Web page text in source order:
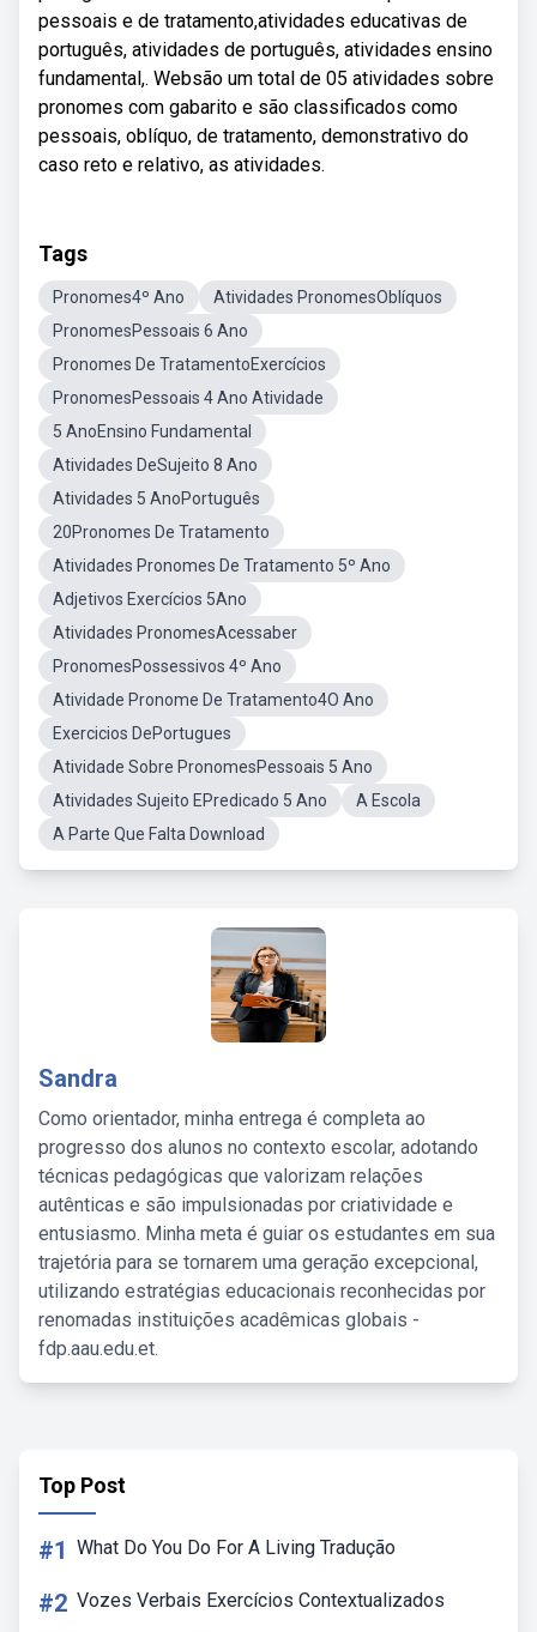
pessoais e de tratamento,atividades educativas de
português, atividades de português, atividades ensino
fundamental,. Websão um total de 05 atividades sobre
pronomes com gabarito e são classificados como
pessoais, oblíquo, de tratamento, demonstrativo do
caso reto e relativo, as atividades.
Tags
Pronomes4º Ano
Atividades PronomesOblíquos
PronomesPessoais 6 Ano
Pronomes De TratamentoExercícios
PronomesPessoais 4 Ano Atividade
5 AnoEnsino Fundamental
Atividades DeSujeito 8 Ano
Atividades 5 AnoPortuguês
20Pronomes De Tratamento
Atividades Pronomes De Tratamento 5º Ano
Adjetivos Exercícios 5Ano
Atividades PronomesAcessaber
PronomesPossessivos 4º Ano
Atividade Pronome De Tratamento4O Ano
Exercicios DePortugues
Atividade Sobre PronomesPessoais 5 Ano
Atividades Sujeito EPredicado 5 Ano
A Escola
A Parte Que Falta Download
Sandra
Como orientador, minha entrega é completa ao
progresso dos alunos no contexto escolar, adotando
técnicas pedagógicas que valorizam relações
autênticas e são impulsionadas por criatividade e
entusiasmo. Minha meta é guiar os estudantes em sua
trajetória para se tornarem uma geração excepcional,
utilizando estratégias educacionais reconhecidas por
renomadas instituições acadêmicas globais -
fdp.aau.edu.et.
Top Post
#1 What Do You Do For A Living Tradução
#2 Vozes Verbais Exercícios Contextualizados